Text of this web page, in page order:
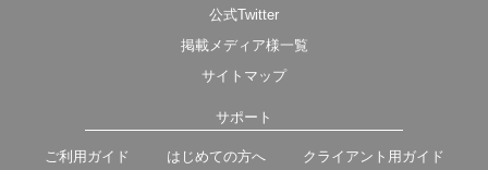
公式Twitter
掲載メディア様一覧
サイトマップ
サポート
ご利用ガイド はじめての方へ クライアント用ガイド